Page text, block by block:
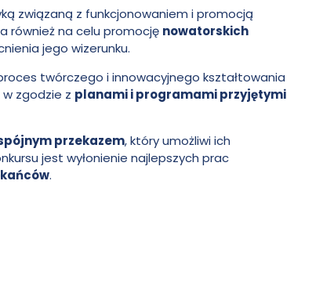
Pawła
Włodkowica
związaną z funkcjonowaniem i promocją
również na celu promocję nowatorskich
jego wizerunku.
twórczego i innowacyjnego kształtowania
zgodzie z planami i programami przyjętymi
przekazem, który umożliwi ich
jest wyłonienie najlepszych prac
.